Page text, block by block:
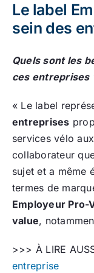
Le label
sein des
Quels sont les
ces entreprises
« Le label
entreprises
services vélo
collaborateur
sujet et a même
termes de
Employeur Pro-
value,
>>> À LIRE
entreprise